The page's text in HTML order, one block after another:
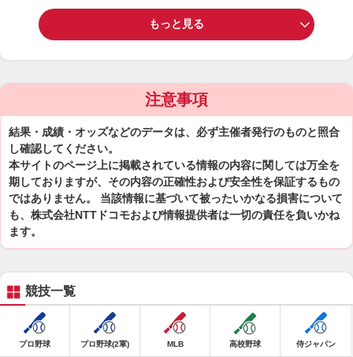
もっと見る
注意事項
結果・成績・オッズなどのデータは、必ず主催者発行のものと照合
し確認してください。
本サイトのページ上に掲載されている情報の内容に関しては万全を
期しておりますが、その内容の正確性および安全性を保証するもの
ではありません。 当該情報に基づいて被ったいかなる損害について
も、株式会社NTTドコモおよび情報提供者は一切の責任を負いかね
ます。
競技一覧
プロ野球 プロ野球(2軍) MLB 高校野球 侍ジャパン